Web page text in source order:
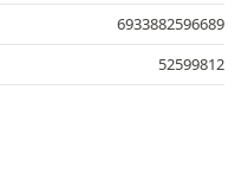
6933882596689
52599812